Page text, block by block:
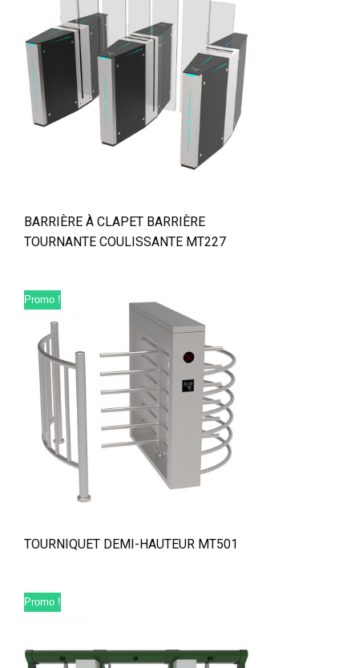
BARRIÈRE À CLAPET BARRIÈRE
TOURNANTE COULISSANTE MT227
Promo !
TOURNIQUET DEMI-HAUTEUR MT501
Promo !